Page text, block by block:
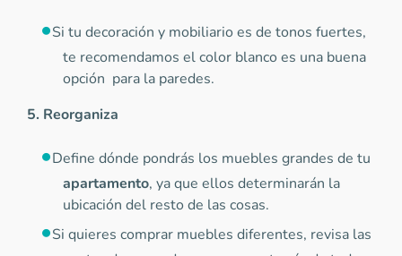
Si tu decoración y mobiliario es de tonos fuertes,
te recomendamos el color blanco es una buena
opción para la paredes.
5. Reorganiza
Define dónde pondrás los muebles grandes de tu
apartamento, ya que ellos determinarán la
ubicación del resto de las cosas.
Si quieres comprar muebles diferentes, revisa las